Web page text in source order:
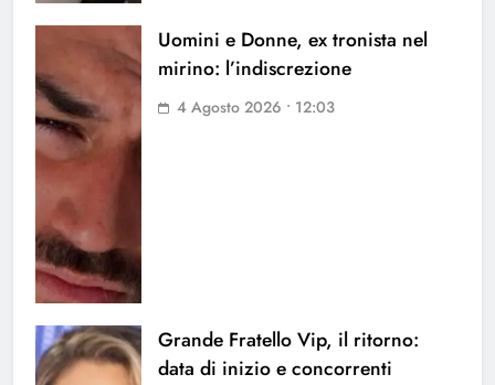
Uomini e Donne, ex tronista nel
mirino: l’indiscrezione
4 Agosto 2026 • 12:03
Grande Fratello Vip, il ritorno:
data di inizio e concorrenti